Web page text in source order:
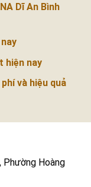
Dĩ An Bình
hiện nay
và hiệu quả
Hoàng